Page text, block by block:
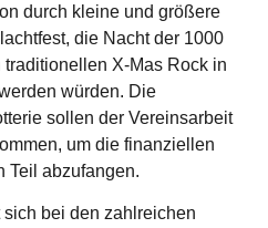
durch kleine und größere
die Nacht der 1000
traditionellen X-Mas Rock in
würden. Die
sollen der Vereinsarbeit
um die finanziellen
Teil abzufangen.
bei den zahlreichen